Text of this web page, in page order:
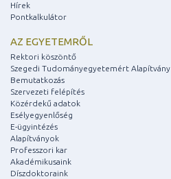
Hírek
Pontkalkulátor
AZ EGYETEMRŐL
Rektori köszöntő
Szegedi Tudományegyetemért Alapítvány
Bemutatkozás
Szervezeti felépítés
Közérdekű adatok
Esélyegyenlőség
E-ügyintézés
Alapítványok
Professzori kar
Akadémikusaink
Díszdoktoraink